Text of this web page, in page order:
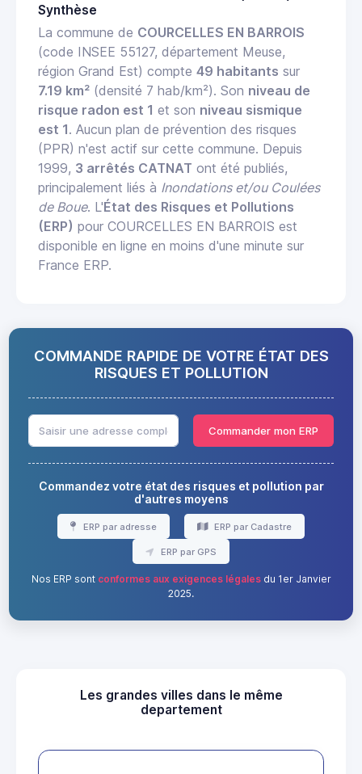
Synthèse
La commune de COURCELLES EN BARROIS
(code INSEE 55127, département Meuse,
région Grand Est) compte 49 habitants sur
7.19 km² (densité 7 hab/km²). Son niveau de
risque radon est 1 et son niveau sismique
est 1. Aucun plan de prévention des risques
(PPR) n'est actif sur cette commune. Depuis
1999, 3 arrêtés CATNAT ont été publiés,
principalement liés à Inondations et/ou Coulées
de Boue. L'État des Risques et Pollutions
(ERP) pour COURCELLES EN BARROIS est
disponible en ligne en moins d'une minute sur
France ERP.
COMMANDE RAPIDE DE VOTRE ÉTAT DES
RISQUES ET POLLUTION
Commander mon ERP
Commandez votre état des risques et pollution par
d'autres moyens
ERP par adresse ERP par Cadastre
ERP par GPS
Nos ERP sont conformes aux exigences légalesdu 1er Janvier
2025.
Les grandes villes dans le même
departement